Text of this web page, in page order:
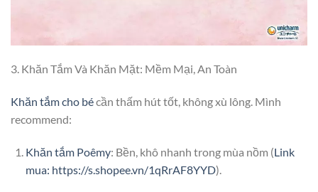
3. Khăn Tắm Và Khăn Mặt: Mềm Mại, An Toàn
Khăn tắm cho bécần thấm hút tốt, không xù lông. Mình
recommend:
Khăn tắm Poêmy: Bền, khô nhanh trong mùa nồm (Link
mua: https://s.shopee.vn/1qRrAF8YYD).